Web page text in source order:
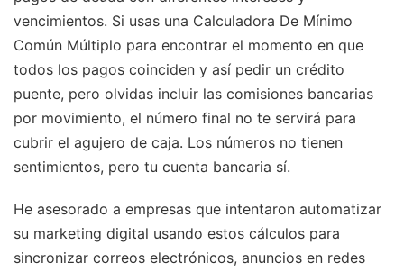
vencimientos. Si usas una Calculadora De Mínimo
Común Múltiplo para encontrar el momento en que
todos los pagos coinciden y así pedir un crédito
puente, pero olvidas incluir las comisiones bancarias
por movimiento, el número final no te servirá para
cubrir el agujero de caja. Los números no tienen
sentimientos, pero tu cuenta bancaria sí.
He asesorado a empresas que intentaron automatizar
su marketing digital usando estos cálculos para
sincronizar correos electrónicos, anuncios en redes